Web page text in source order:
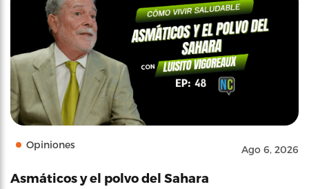
Opiniones Ago 6, 2026
Asmáticos y el polvo del Sahara